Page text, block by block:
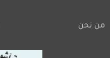
Footer
من نحن